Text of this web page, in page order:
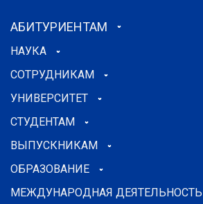
АБИТУРИЕНТАМ
НАУКА
СОТРУДНИКАМ
УНИВЕРСИТЕТ
СТУДЕНТАМ
ВЫПУСКНИКАМ
ОБРАЗОВАНИЕ
МЕЖДУНАРОДНАЯ ДЕЯТЕЛЬНОСТЬ